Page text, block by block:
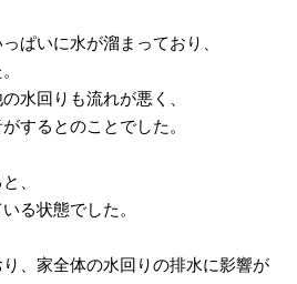
ぱいに水が溜まっており、
水回りも流れが悪く、
するとのことでした。
、
る状態でした。
、家全体の水回りの排水に影響が